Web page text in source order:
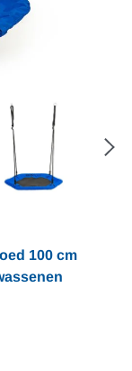
100 cm